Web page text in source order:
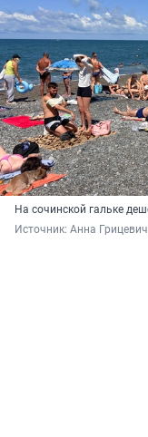
На сочинской гальке
Источник: Анна Грицевич